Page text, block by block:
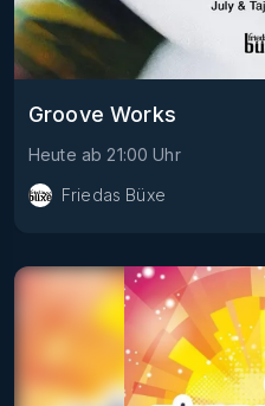
Groove Works
Heute ab 21:00 Uhr
Friedas Büxe